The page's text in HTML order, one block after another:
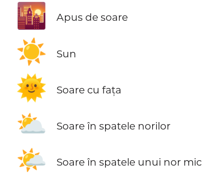
🌇 Apus de soare
☀️ Sun
🌞 Soare cu fața
⛅ Soare în spatele norilor
🌤️ Soare în spatele unui nor mic